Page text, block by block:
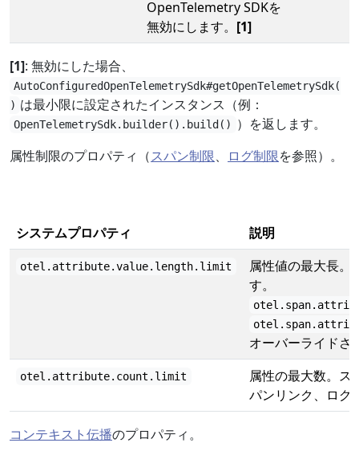
OpenTelemetry SDKを
無効にします。 [1]
[1]: 無効にした場合、
AutoConfiguredOpenTelemetrySdk#getOpenTelemetrySdk(
) は最小限に設定されたインスタンス（例：
OpenTelemetrySdk.builder().build()
）を返します。
属性制限のプロパティ（スパン制限、 ログ制限を参照）。
システムプロパティ 説明
otel.attribute.value.length.limit
属性値の最大長。
す。
オーバーライドさ
otel.attribute.count.limit
属性の最大数。ス
パンリンク、ログ
コンテキスト伝播のプロパティ。